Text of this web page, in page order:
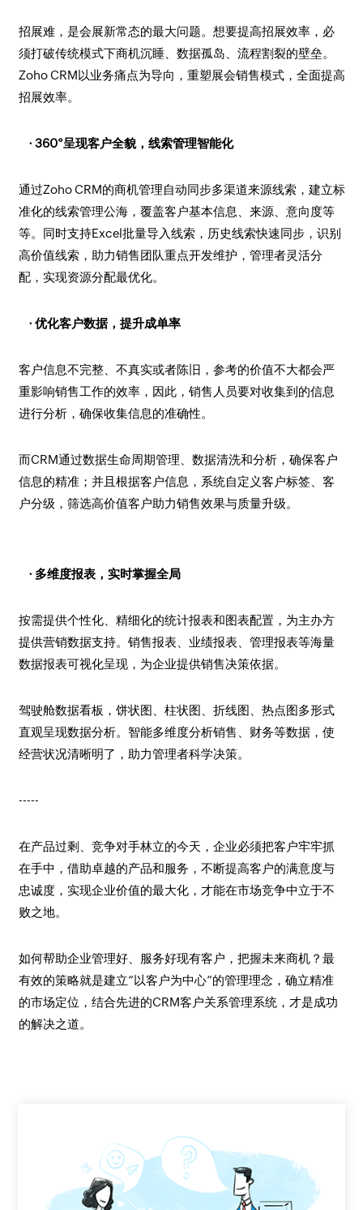
招展难，是会展新常态的最大问题。想要提高招展效率，必
须打破传统模式下商机沉睡、数据孤岛、流程割裂的壁垒。
Zoho CRM以业务痛点为导向，重塑展会销售模式，全面提高
招展效率。
· 360°呈现客户全貌，线索管理智能化
通过Zoho CRM的商机管理自动同步多渠道来源线索，建立标
准化的线索管理公海，覆盖客户基本信息、来源、意向度等
等。同时支持Excel批量导入线索，历史线索快速同步，识别
高价值线索，助力销售团队重点开发维护，管理者灵活分
配，实现资源分配最优化。
· 优化客户数据，提升成单率
客户信息不完整、不真实或者陈旧，参考的价值不大都会严
重影响销售工作的效率，因此，销售人员要对收集到的信息
进行分析，确保收集信息的准确性。
而CRM通过数据生命周期管理、数据清洗和分析，确保客户
信息的精准；并且根据客户信息，系统自定义客户标签、客
户分级，筛选高价值客户助力销售效果与质量升级。
· 多维度报表，实时掌握全局
按需提供个性化、精细化的统计报表和图表配置，为主办方
提供营销数据支持。销售报表、业绩报表、管理报表等海量
数据报表可视化呈现，为企业提供销售决策依据。
驾驶舱数据看板，饼状图、柱状图、折线图、热点图多形式
直观呈现数据分析。智能多维度分析销售、财务等数据，使
经营状况清晰明了，助力管理者科学决策。
-----
在产品过剩、竞争对手林立的今天，企业必须把客户牢牢抓
在手中，借助卓越的产品和服务，不断提高客户的满意度与
忠诚度，实现企业价值的最大化，才能在市场竞争中立于不
败之地。
如何帮助企业管理好、服务好现有客户，把握未来商机？最
有效的策略就是建立“以客户为中心”的管理理念，确立精准
的市场定位，结合先进的CRM客户关系管理系统，才是成功
的解决之道。